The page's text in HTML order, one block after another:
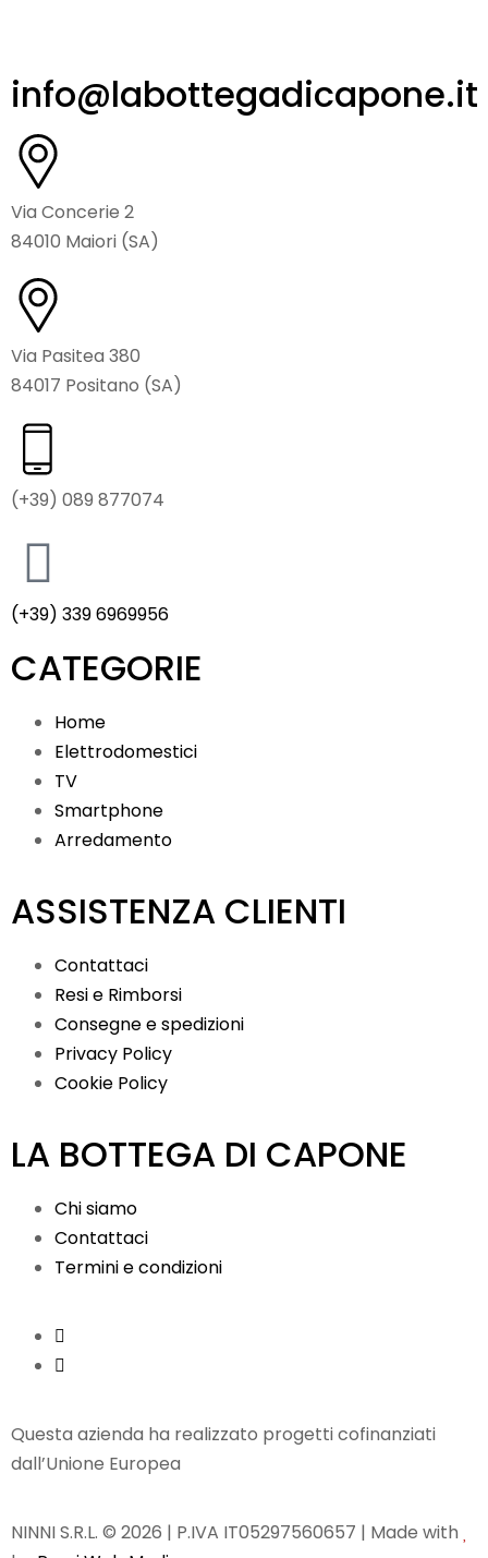
info@labottegadicapone.it
Via Concerie 2
84010 Maiori (SA)
Via Pasitea 380
84017 Positano (SA)
(+39) 089 877074
(+39) 339 6969956
CATEGORIE
Home
Elettrodomestici
TV
Smartphone
Arredamento
ASSISTENZA CLIENTI
Contattaci
Resi e Rimborsi
Consegne e spedizioni
Privacy Policy
Cookie Policy
LA BOTTEGA DI CAPONE
Chi siamo
Contattaci
Termini e condizioni
Questa azienda ha realizzato progetti cofinanziati
dall’Unione Europea
NINNI S.R.L. © 2026 | P.IVA IT05297560657 | Made with